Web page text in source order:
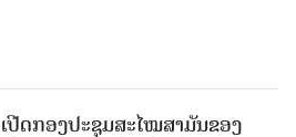
ເປີດກອງປະຊຸມສະໄໝສາມັນຂອງ